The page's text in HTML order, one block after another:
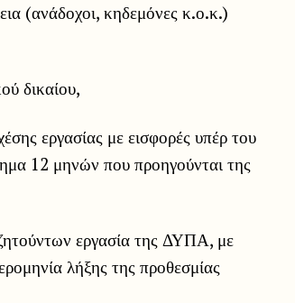
(ανάδοχοι, κηδεμόνες κ.ο.κ.)
δικαίου,
εργασίας με εισφορές υπέρ του
12 μηνών που προηγούνται της
εργασία της ΔΥΠΑ, με
λήξης της προθεσμίας